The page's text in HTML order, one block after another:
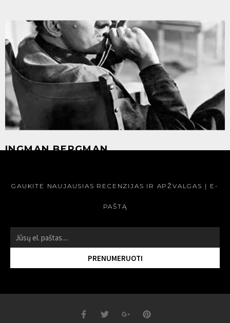
INGMAN BERGMAN
2
GAUKITE NAUJAUSIAS RECENZIJAS IR APŽVALGAS Į E-
PAŠTĄ
PRENUMERUOTI